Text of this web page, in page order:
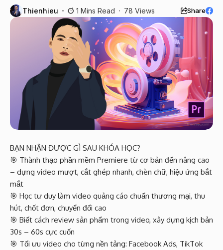
Thienhieu 1 Mins Read 78 Views Share
BẠN NHẬN ĐƯỢC GÌ SAU KHÓA HỌC?
🎯 Thành thạo phần mềm Premiere từ cơ bản đến nâng cao
– dựng video mượt, cắt ghép nhanh, chèn chữ, hiệu ứng bắt
mắt
🎯 Học tư duy làm video quảng cáo chuẩn thương mại, thu
hút, chốt đơn, chuyển đổi cao
🎯 Biết cách review sản phẩm trong video, xây dựng kịch bản
30s – 60s cực cuốn
🎯 Tối ưu video cho từng nền tảng: Facebook Ads, TikTok